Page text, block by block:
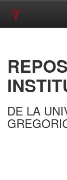
DE LA